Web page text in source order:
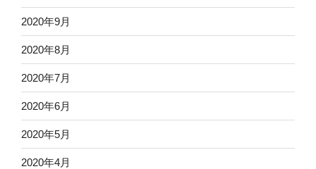
2020年9月
2020年8月
2020年7月
2020年6月
2020年5月
2020年4月